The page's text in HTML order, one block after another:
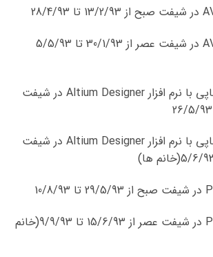
دوره میکروکنترلر AVR در شیفت عصر از 30/1/93 تا 5/5/93
دوره طراحی مدار چاپی با نرم افزار Altium Designer در شیفت
دوره طراحی مدار چاپی با نرم افزار Altium Designer در شیفت
دوره میکروکنترلر PIC در شیفت عصر از 15/6/93 تا 9/9/93(خانم